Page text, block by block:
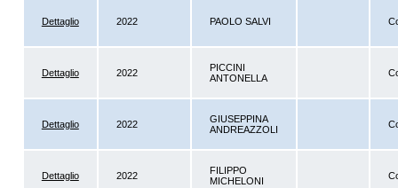
Dettaglio 2022 PAOLO SALVI
Dettaglio 2022
PICCINI
ANTONELLA
Dettaglio 2022
GIUSEPPINA
ANDREAZZOLI
Dettaglio 2022
FILIPPO
MICHELONI